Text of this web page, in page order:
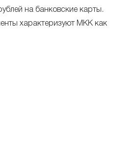
на банковские карты.
характеризуют МКК как